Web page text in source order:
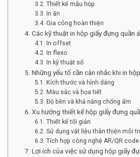
3.2. Thiết kế mẫu hộp
3.3. In ấn
3.4. Gia công hoàn thiện
4. Các kỹ thuật in hộp giấy đựng quần
4.1. In offset
4.2. In flexo
4.3. In kỹ thuật số
5. Những yếu tố cần cân nhắc khi in
5.1. Kích thước và hình dáng
5.2. Màu sắc và họa tiết
5.3. Độ bền và khả năng chống ẩm
6. Xu hướng thiết kế hộp giấy đựng
6.1. Thiết kế tối giản
6.2. Sử dụng vật liệu thân thiện môi
6.3. Tích hợp công nghệ AR/QR code
7. Lợi ích của việc sử dụng hộp giấy